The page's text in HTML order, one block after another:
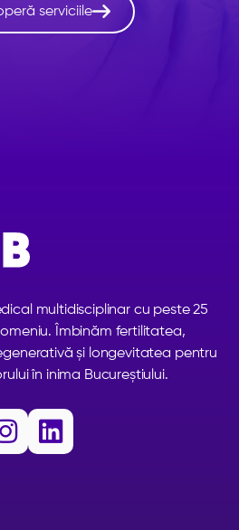
serviciile
multidisciplinar cu peste 25
Îmbinăm fertilitatea,
și longevitatea pentru
în inima Bucureștiului.
